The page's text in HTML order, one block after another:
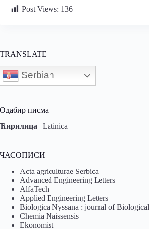
Post Views: 136
TRANSLATE
Serbian
Одабир писма
Ћирилица | Latinica
ЧАСОПИСИ
Acta agriculturae Serbica
Advanced Engineering Letters
AlfaTech
Applied Engineering Letters
Biologica Nyssana : journal of
Chemia Naissensis
Ekonomist